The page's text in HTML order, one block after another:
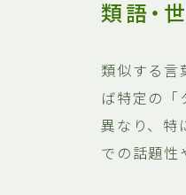
類語・
類似する言
ば特定の
異なり、特
での話題性